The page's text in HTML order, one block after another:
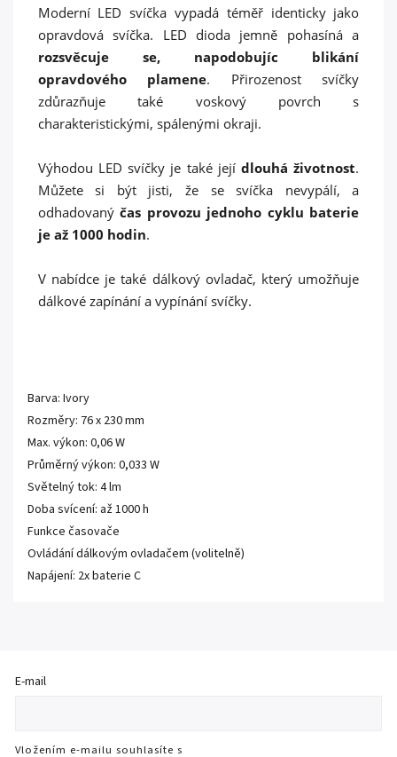
Moderní LED svíčka vypadá téměř identicky jako
opravdová svíčka. LED dioda jemně pohasíná a
rozsvěcuje se, napodobujíc blikání
opravdového plamene. Přirozenost svíčky
zdůrazňuje také voskový povrch s
charakteristickými, spálenými okraji.
Výhodou LED svíčky je také jejídlouhá životnost.
Můžete si být jisti, že se svíčka nevypálí, a
odhadovanýčas provozu jednoho cyklu baterie
je až 1000 hodin.
V nabídce je také dálkový ovladač, který umožňuje
dálkové zapínání a vypínání svíčky.
Barva: Ivory
Rozměry: 76 x 230 mm
Max. výkon: 0,06 W
Průměrný výkon: 0,033 W
Světelný tok: 4 lm
Doba svícení: až 1000 h
Funkce časovače
Ovládání dálkovým ovladačem (volitelně)
Napájení: 2x baterie C
E-mail
Vložením e-mailu souhlasíte s